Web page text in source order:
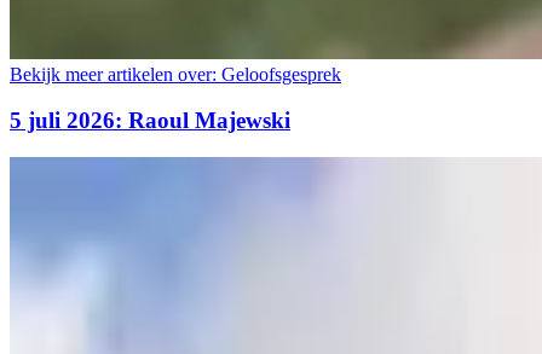
Bekijk meer artikelen over: Geloofsgesprek
5 juli 2026: Raoul Majewski